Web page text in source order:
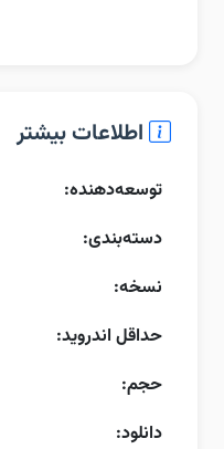
اطلاعات بیشتر
توسعه‌دهنده:
دسته‌بندی:
نسخه:
حداقل اندروید:
حجم:
دانلود: